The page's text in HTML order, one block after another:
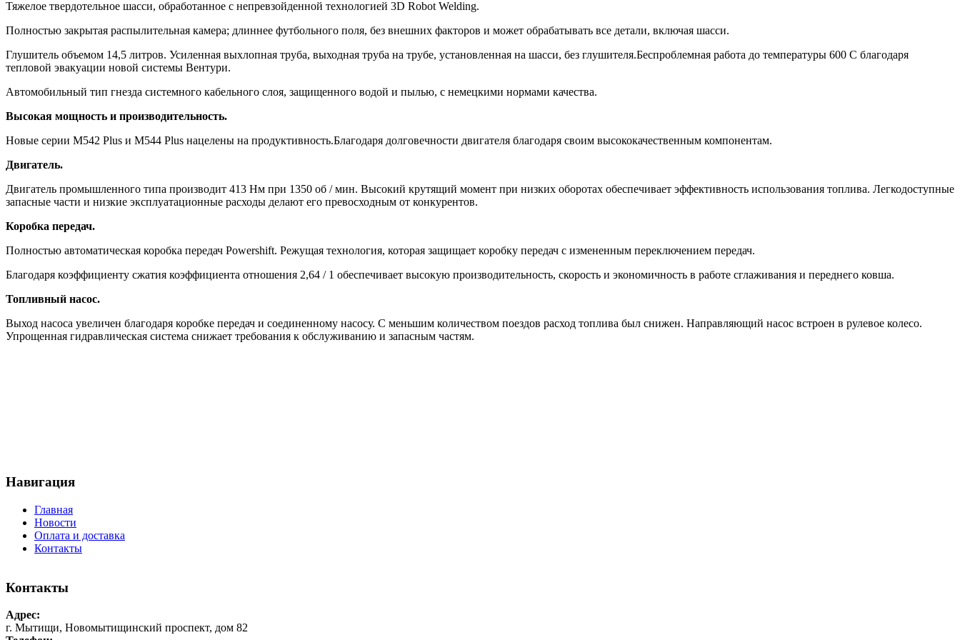
Тяжелое твердотельное шасси, обработанное с непревзойденной технологией 3D Robot Welding.
Полностью закрытая распылительная камера; длиннее футбольного поля, без внешних факторов и может обрабатывать все детали, включая шасси.
Глушитель объемом 14,5 литров. Усиленная выхлопная труба, выходная труба на трубе, установленная на шасси, без глушителя.Беспроблемная работа до температуры 600 C благодаря
тепловой эвакуации новой системы Вентури.
Автомобильный тип гнезда системного кабельного слоя, защищенного водой и пылью, с немецкими нормами качества.
Высокая мощность и производительность.
Новые серии M542 Plus и M544 Plus нацелены на продуктивность.Благодаря долговечности двигателя благодаря своим высококачественным компонентам.
Двигатель.
Двигатель промышленного типа производит 413 Нм при 1350 об / мин. Высокий крутящий момент при низких оборотах обеспечивает эффективность использования топлива. Легкодоступные
запасные части и низкие эксплуатационные расходы делают его превосходным от конкурентов.
Коробка передач.
Полностью автоматическая коробка передач Powershift. Режущая технология, которая защищает коробку передач с измененным переключением передач.
Благодаря коэффициенту сжатия коэффициента отношения 2,64 / 1 обеспечивает высокую производительность, скорость и экономичность в работе сглаживания и переднего ковша.
Топливный насос.
Выход насоса увеличен благодаря коробке передач и соединенному насосу. С меньшим количеством поездов расход топлива был снижен. Направляющий насос встроен в рулевое колесо.
Упрощенная гидравлическая система снижает требования к обслуживанию и запасным частям.
Навигация
Главная
Новости
Оплата и доставка
Контакты
Контакты
Адрес:
г. Мытищи, Новомытищинский проспект, дом 82